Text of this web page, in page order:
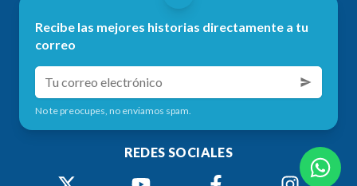
Recibe las mejores historias directamente a tu
correo
No te preocupes, no enviamos spam.
REDES SOCIALES